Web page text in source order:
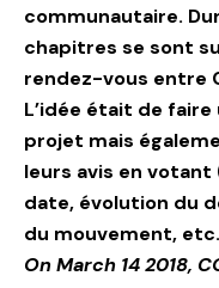
communautaire.
chapitres se sont
rendez-vous entre
L’idée était de faire
projet mais
leurs avis en
date, évolution du
du mouvement,
On March 14 2018,